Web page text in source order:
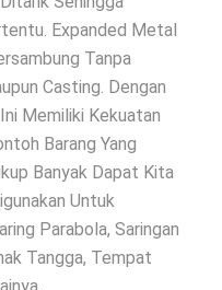
Expanded Metal
Tanpa
Casting. Dengan
Memiliki Kekuatan
Barang Yang
Banyak Dapat Kita
Untuk
Parabola, Saringan
Tangga, Tempat